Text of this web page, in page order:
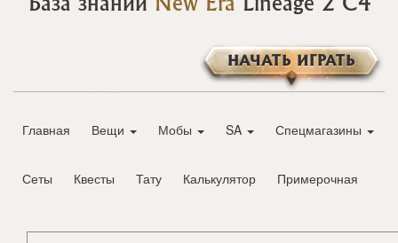
База знаний New Era Lineage 2 C4
НАЧАТЬ ИГРАТЬ
Главная Вещи Мобы SA Спецмагазины
Сеты Квесты Тату Калькулятор Примерочная